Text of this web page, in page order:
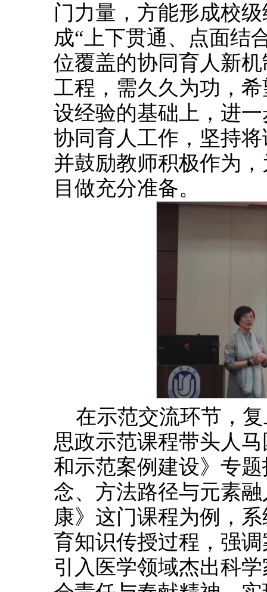
门力量，方能形成校
成“上下贯通、点面结
位覆盖的协同育人新
工程，需久久为功，
设经验的基础上，进
协同育人工作，坚持
并鼓励教师积极作为
目做充分准备。
在示范交流环节，
思政示范课程带头人
和示范案例建设》专
念、方法路径与元素
康》这门课程为例，
育知识传授过程，强
引入医学领域杰出科